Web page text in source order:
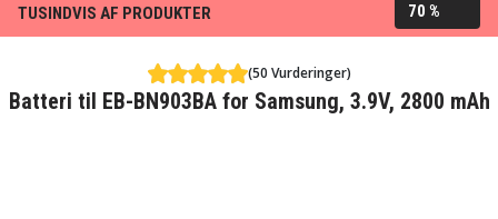
TUSINDVIS AF PRODUKTER
70 %
(50 Vurderinger)
Batteri til EB-BN903BA for Samsung, 3.9V, 2800 mAh